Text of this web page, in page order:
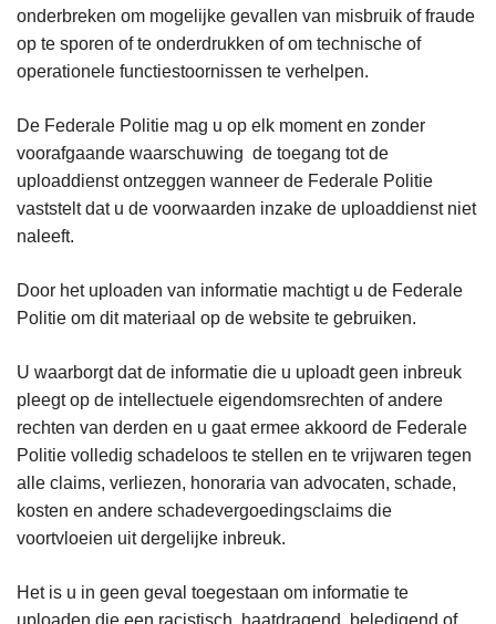
onderbreken om mogelijke gevallen van misbruik of fraude
op te sporen of te onderdrukken of om technische of
operationele functiestoornissen te verhelpen.
De Federale Politie mag u op elk moment en zonder
voorafgaande waarschuwing de toegang tot de
uploaddienst ontzeggen wanneer de Federale Politie
vaststelt dat u de voorwaarden inzake de uploaddienst niet
naleeft.
Door het uploaden van informatie machtigt u de Federale
Politie om dit materiaal op de website te gebruiken.
U waarborgt dat de informatie die u uploadt geen inbreuk
pleegt op de intellectuele eigendomsrechten of andere
rechten van derden en u gaat ermee akkoord de Federale
Politie volledig schadeloos te stellen en te vrijwaren tegen
alle claims, verliezen, honoraria van advocaten, schade,
kosten en andere schadevergoedingsclaims die
voortvloeien uit dergelijke inbreuk.
Het is u in geen geval toegestaan om informatie te